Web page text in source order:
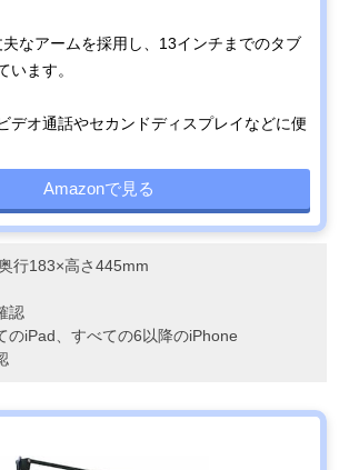
なアームを採用し、13インチまでのタブ
います。
デオ通話やセカンドディスプレイなどに便
Amazonで見る
行183×高さ445mm
認
のiPad、すべての6以降のiPhone